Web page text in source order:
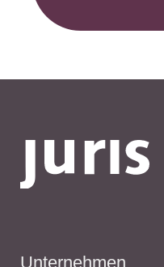
Unternehmen